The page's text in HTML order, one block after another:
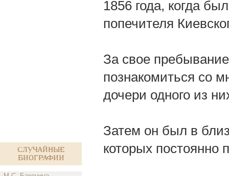
Случайные
биографии
1856 года, когда
попечителя
За свое
познакомиться со
дочери одного из
Затем он был в
которых постоянно